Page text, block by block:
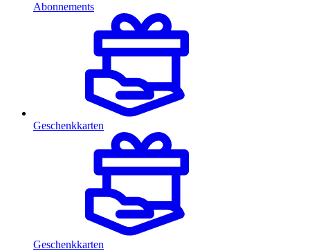
Abonnements
Geschenkkarten
Geschenkkarten